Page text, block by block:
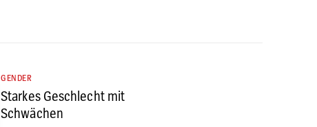
GENDER
Starkes Geschlecht mit
Schwächen